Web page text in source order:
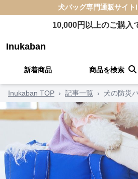
犬バッグ専門通販サイト
10,000円以上のご購入
Inukaban
新着商品 商品を検索
Inukaban TOP › 記事一覧 › 犬の防災